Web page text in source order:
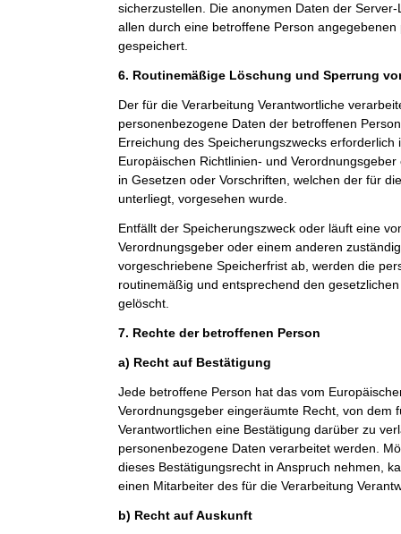
sicherzustellen. Die anonymen Daten der
allen durch eine betroffene Person
gespeichert.
6. Routinemäßige Löschung und Sperrung
Der für die Verarbeitung Verantwortliche
personenbezogene Daten der betroffenen
Erreichung des Speicherungszwecks
Europäischen Richtlinien- und
in Gesetzen oder Vorschriften, welchen der für
unterliegt, vorgesehen wurde.
Entfällt der Speicherungszweck oder läuft eine
Verordnungsgeber oder einem anderen
vorgeschriebene Speicherfrist ab, werden die
routinemäßig und entsprechend den
gelöscht.
7. Rechte der betroffenen Person
a) Recht auf Bestätigung
Jede betroffene Person hat das vom
Verordnungsgeber eingeräumte Recht, von dem
Verantwortlichen eine Bestätigung darüber zu
personenbezogene Daten verarbeitet werden.
dieses Bestätigungsrecht in Anspruch nehmen,
einen Mitarbeiter des für die Verarbeitung
b) Recht auf Auskunft